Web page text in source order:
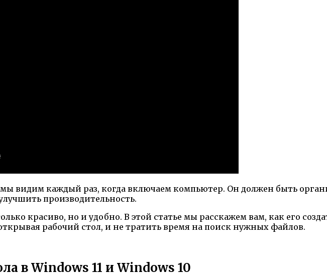
мы видим каждый раз, когда включаем компьютер. Он должен быть
производительность.
красиво, но и удобно. В этой статье мы расскажем вам, как его
рабочий стол, и не тратить время на поиск нужных файлов.
в Windows 11 и Windows 10